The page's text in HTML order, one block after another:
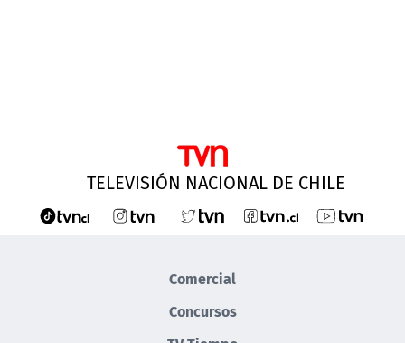
TELEVISIÓN NACIONAL DE CHILE
Comercial
Concursos